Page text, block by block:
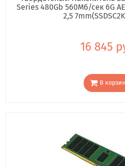
Series 480Gb 560Мб/сек 6G
2,5
16 845
В